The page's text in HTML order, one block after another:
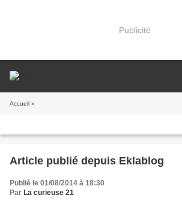
Publicité
Accueil »
Article publié depuis Eklablog
Publié le 01/08/2014 à 18:30
Par La curieuse 21